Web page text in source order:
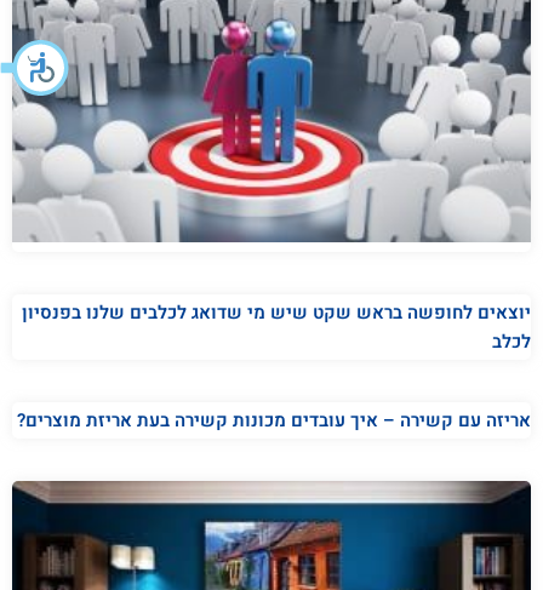
יוצאים לחופשה בראש שקט שיש מי שדואג לכלבים שלנו בפנסיון
לכלב
אריזה עם קשירה – איך עובדים מכונות קשירה בעת אריזת מוצרים?